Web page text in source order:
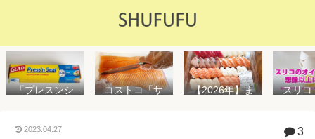
「プレスンシ
説！コストコ
コストコ「サ
【2026年】ま
スリコ
思え
2023.04.27 3